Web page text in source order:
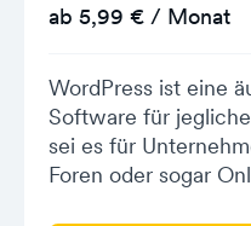
ab 5,99 € / Monat
WordPress ist eine
Software für
sei es für
Foren oder sogar